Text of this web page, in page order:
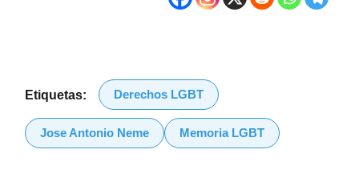
Etiquetas: Derechos LGBT
Jose Antonio Neme Memoria LGBT